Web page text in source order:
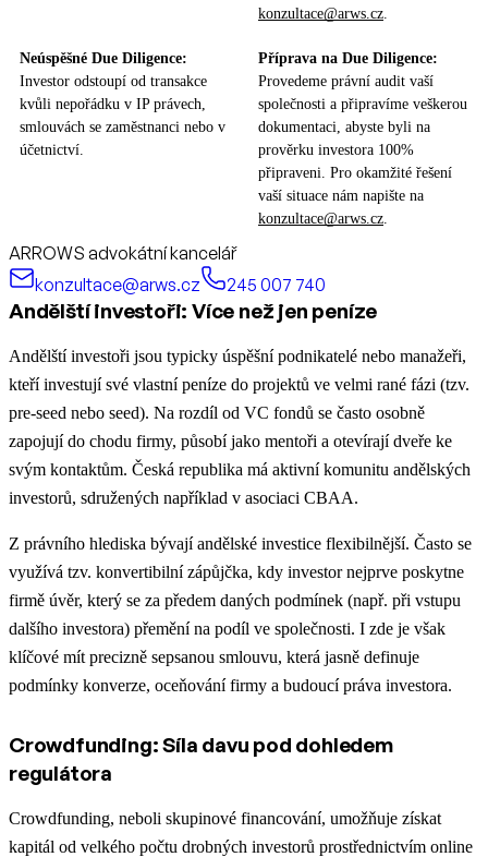
konzultace@arws.cz
Neúspěšné Due Diligence:
Investor odstoupí od transakce
kvůli nepořádku v IP právech,
smlouvách se zaměstnanci nebo v
účetnictví.
Příprava na Due Diligence:
Provedeme právní audit vaší
společnosti a připravíme veškerou
dokumentaci, abyste byli na
prověrku investora 100%
připraveni. Pro okamžité řešení
vaší situace nám napište na
konzultace@arws.cz
ARROWS advokátní kancelář
konzultace@arws.cz
245 007 740
Andělští investoři: Více než jen peníze
Andělští investoři jsou typicky úspěšní podnikatelé nebo manažeři,
kteří investují své vlastní peníze do projektů ve velmi rané fázi (tzv.
pre-seed nebo seed). Na rozdíl od VC fondů se často osobně
zapojují do chodu firmy, působí jako mentoři a otevírají dveře ke
svým kontaktům. Česká republika má aktivní komunitu andělských
investorů, sdružených například v asociaci CBAA.
Z právního hlediska bývají andělské investice flexibilnější. Často se
využívá tzv. konvertibilní zápůjčka, kdy investor nejprve poskytne
firmě úvěr, který se za předem daných podmínek (např. při vstupu
dalšího investora) přemění na podíl ve společnosti. I zde je však
klíčové mít precizně sepsanou smlouvu, která jasně definuje
podmínky konverze, oceňování firmy a budoucí práva investora.
Crowdfunding: Síla davu pod dohledem
regulátora
Crowdfunding, neboli skupinové financování, umožňuje získat
kapitál od velkého počtu drobných investorů prostřednictvím online